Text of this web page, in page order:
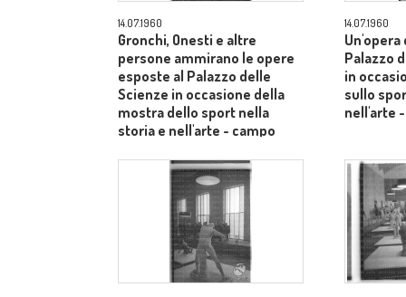
14.07.1960
Gronchi, Onesti e altre
persone ammirano le opere
esposte al Palazzo delle
Scienze in occasione della
mostra dello sport nella
storia e nell'arte - campo
14.07.1960
Un'opera
Palazzo
in
sullo
nell'arte